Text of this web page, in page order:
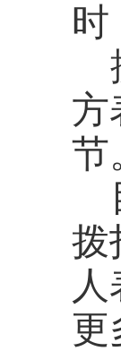
时
方
节
拨
更